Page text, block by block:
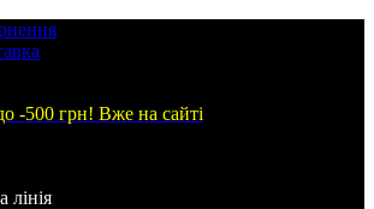
-500 грн! Вже на сайті
лінія